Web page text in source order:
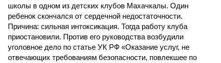
школы в одном из детских клубов Махачкалы. Один
ребенок скончался от сердечной недостаточности.
Причина: сильная интоксикация. Тогда работу клуба
приостановили. Против его руководства возбудили
уголовное дело по статье УК РФ «Оказание услуг, не
отвечающих требованиям безопасности, повлекшее по